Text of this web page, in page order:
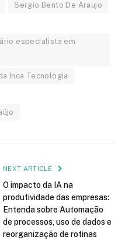
Sergio Bento De Araujo
especialista em
Inca Tecnologia
NEXT ARTICLE
O impacto da IA na
produtividade das empresas:
Entenda sobre Automação
de processos, uso de dados e
reorganização de rotinas